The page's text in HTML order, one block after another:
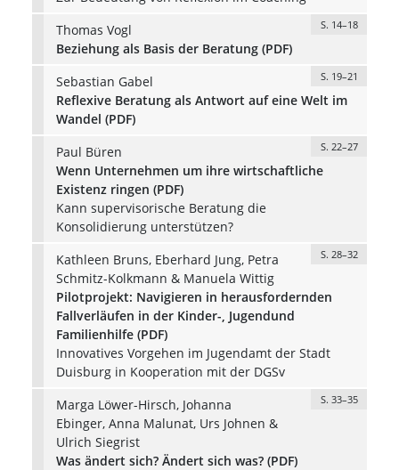
Thomas Vogl
S. 14–18
Beziehung als Basis der Beratung (PDF)
Sebastian Gabel
S. 19–21
Reflexive Beratung als Antwort auf eine Welt im
Wandel (PDF)
Paul Büren
S. 22–27
Wenn Unternehmen um ihre wirtschaftliche
Existenz ringen (PDF)
Kann supervisorische Beratung die
Konsolidierung unterstützen?
Kathleen Bruns, Eberhard Jung, Petra
Schmitz-Kolkmann & Manuela Wittig
S. 28–32
Pilotprojekt: Navigieren in herausfordernden
Fallverläufen in der Kinder-, Jugendund
Familienhilfe (PDF)
Innovatives Vorgehen im Jugendamt der Stadt
Duisburg in Kooperation mit der DGSv
Marga Löwer-Hirsch, Johanna
Ebinger, Anna Malunat, Urs Johnen &
Ulrich Siegrist
S. 33–35
Was ändert sich? Ändert sich was? (PDF)